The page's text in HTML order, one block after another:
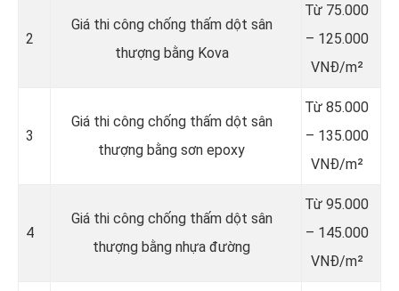
2
Giá thi công chống thấm dột sân
thượng bằng Kova
Từ 75.000
– 125.000
VNĐ/m²
3
Giá thi công chống thấm dột sân
thượng bằng sơn epoxy
Từ 85.000
– 135.000
VNĐ/m²
4
Giá thi công chống thấm dột sân
thượng bằng nhựa đường
Từ 95.000
– 145.000
VNĐ/m²